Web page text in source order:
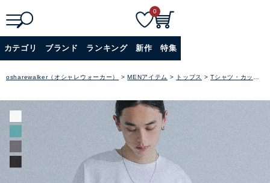
詳細検索
0
カテゴリ ブランド ランキング 新作 特集
osharewalker（オシャレウォーカー） MENアイテム トップス Tシャツ・カットソー